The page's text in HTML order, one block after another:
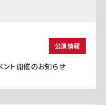
公演情報
ント開催のお知らせ